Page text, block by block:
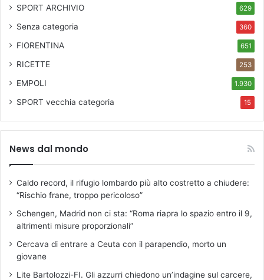
SPORT ARCHIVIO 629
Senza categoria 360
FIORENTINA 651
RICETTE 253
EMPOLI 1.930
SPORT vecchia categoria 15
News dal mondo
Caldo record, il rifugio lombardo più alto costretto a chiudere:
“Rischio frane, troppo pericoloso”
Schengen, Madrid non ci sta: “Roma riapra lo spazio entro il 9,
altrimenti misure proporzionali”
Cercava di entrare a Ceuta con il parapendio, morto un
giovane
Lite Bartolozzi-FI. Gli azzurri chiedono un’indagine sul carcere,